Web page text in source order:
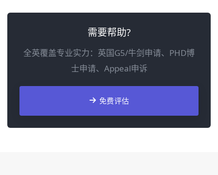
需要帮助?
全英覆盖专业实力：英国G5/牛剑申请、PHD博
士申请、Appeal申诉
免费评估